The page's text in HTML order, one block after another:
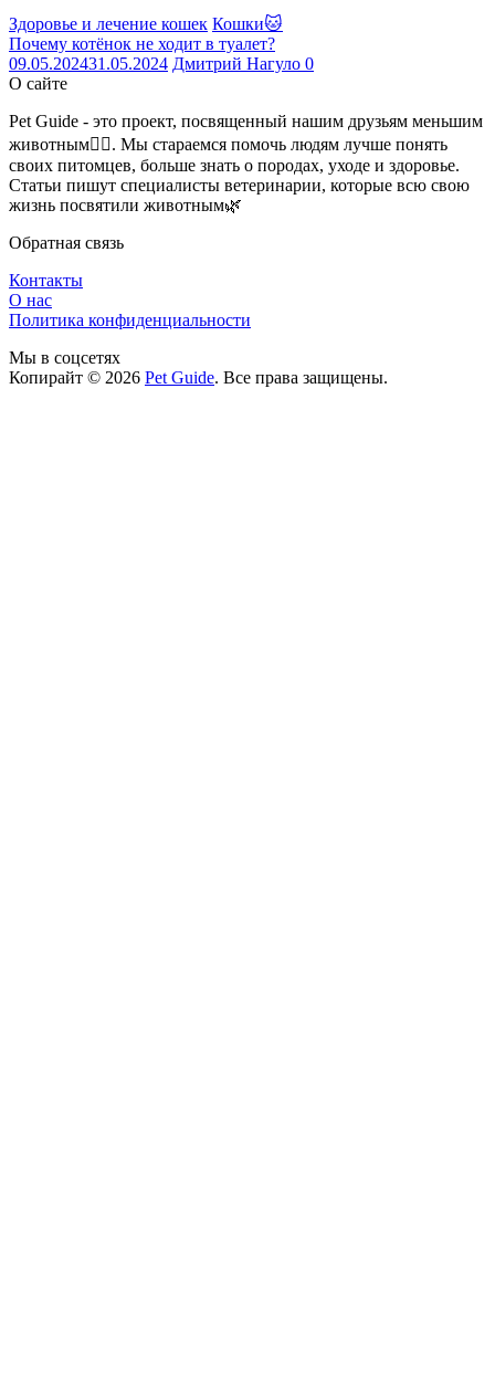
Здоровье и лечение кошек Кошки🐱
Почему котёнок не ходит в туалет?
09.05.202431.05.2024 Дмитрий Нагуло 0
О сайте
Pet Guide - это проект, посвященный нашим друзьям меньшим
животным🐕‍🦺. Мы стараемся помочь людям лучше понять
своих питомцев, больше знать о породах, уходе и здоровье.
Статьи пишут специалисты ветеринарии, которые всю свою
жизнь посвятили животным🌿
Обратная связь
Контакты
О нас
Политика конфиденциальности
Мы в соцсетях
Копирайт © 2026 Pet Guide. Все права защищены.